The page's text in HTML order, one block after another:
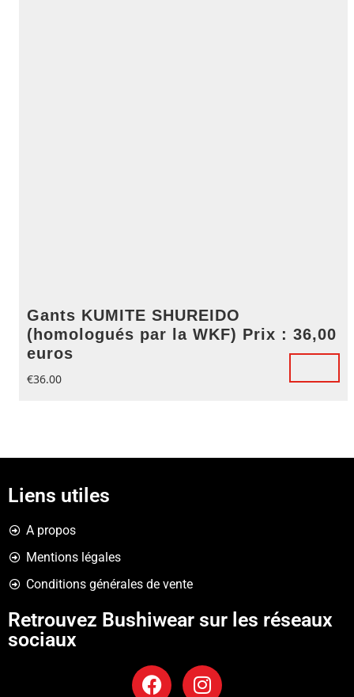
Gants KUMITE SHUREIDO
(homologués par la WKF) Prix : 36,00
euros
€36.00
Liens utiles
A propos
Mentions légales
Conditions générales de vente
Retrouvez Bushiwear sur les réseaux
sociaux